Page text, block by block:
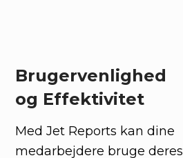
Brugervenlighed
og Effektivitet
Med Jet Reports kan dine
medarbejdere bruge deres